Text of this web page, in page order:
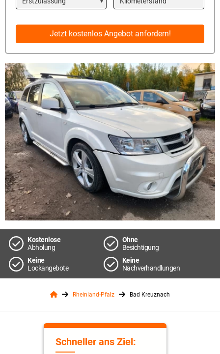
Jetzt kostenlos Angebot anfordern!
Kostenlose
Abholung
Ohne
Besichtigung
Keine
Lockangebote
Keine
Nachverhandlungen
Rheinland-Pfalz Bad Kreuznach
Schneller ans Ziel: